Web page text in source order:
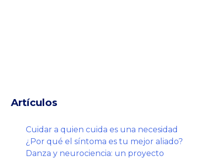
Artículos
Cuidar a quien cuida es una necesidad
¿Por qué el síntoma es tu mejor aliado?
Danza y neurociencia: un proyecto